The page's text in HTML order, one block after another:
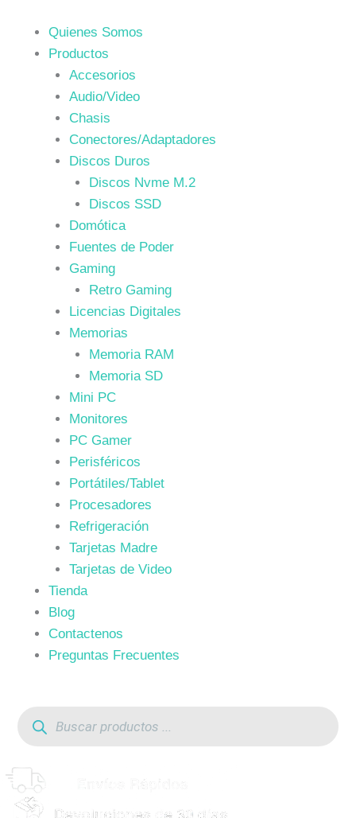
Quienes Somos
Productos
Accesorios
Audio/Video
Chasis
Conectores/Adaptadores
Discos Duros
Discos Nvme M.2
Discos SSD
Domótica
Fuentes de Poder
Gaming
Retro Gaming
Licencias Digitales
Memorias
Memoria RAM
Memoria SD
Mini PC
Monitores
PC Gamer
Perisféricos
Portátiles/Tablet
Procesadores
Refrigeración
Tarjetas Madre
Tarjetas de Video
Tienda
Blog
Contactenos
Preguntas Frecuentes
productos